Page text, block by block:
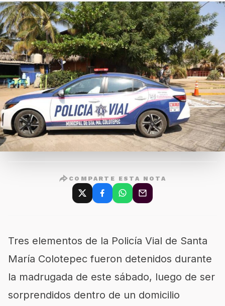
COMPARTE ESTA NOTA
Tres elementos de la Policía Vial de Santa
María Colotepec fueron detenidos durante
la madrugada de este sábado, luego de ser
sorprendidos dentro de un domicilio